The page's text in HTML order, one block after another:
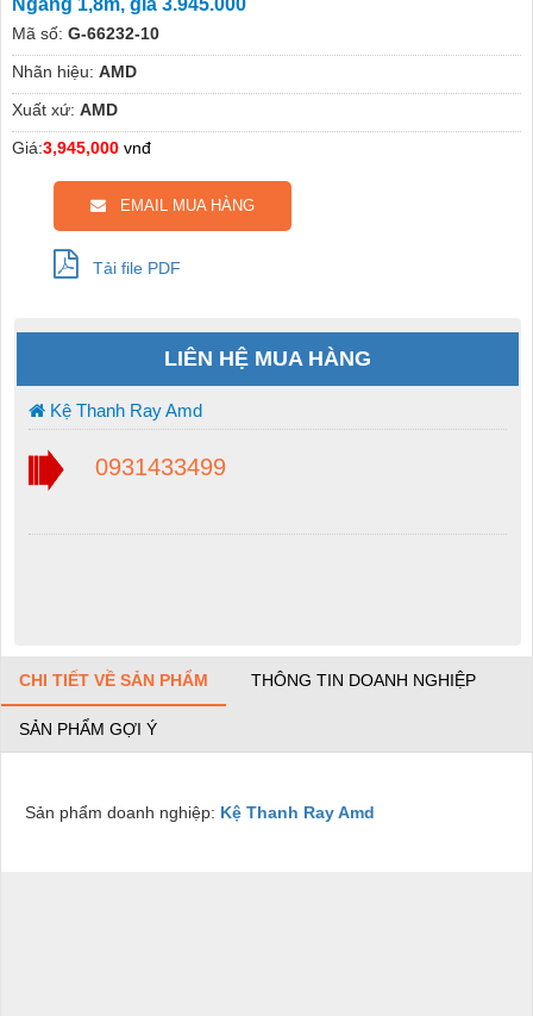
Ngang 1,8m, giá 3.945.000
Mã số: G-66232-10
Nhãn hiệu: AMD
Xuất xứ: AMD
Giá:3,945,000 vnđ
EMAIL MUA HÀNG
Tải file PDF
LIÊN HỆ MUA HÀNG
Kệ Thanh Ray Amd
0931433499
CHI TIẾT VỀ SẢN PHẨM THÔNG TIN DOANH NGHIỆP
SẢN PHẨM GỢI Ý
Sản phẩm doanh nghiệp: Kệ Thanh Ray Amd